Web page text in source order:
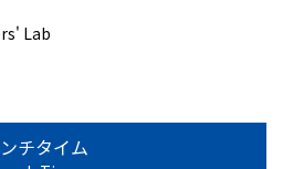
Lab
チタイム